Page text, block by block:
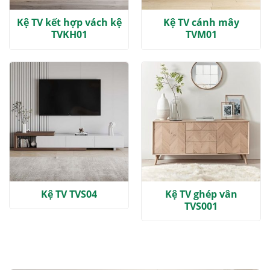
Kệ TV kết hợp vách kệ
TVKH01
Kệ TV cánh mây
TVM01
Kệ TV TVS04
Kệ TV ghép vân
TVS001